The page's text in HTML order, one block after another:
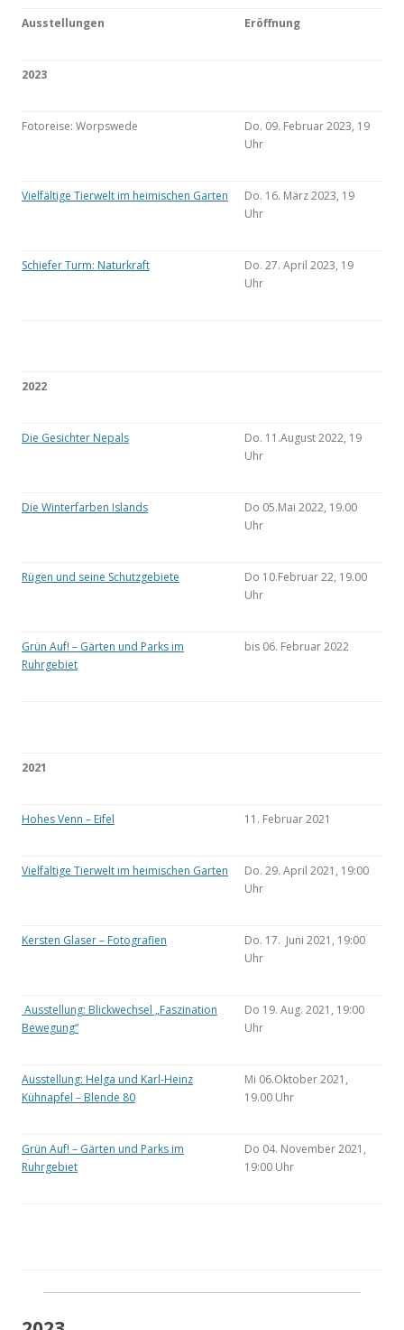
Ausstellungen Eröffnung
2023
Fotoreise: Worpswede
Do. 09. Februar 2023, 19
Uhr
Vielfältige Tierwelt im heimischen Garten
Do. 16. März 2023, 19
Uhr
Schiefer Turm: Naturkraft
Do. 27. April 2023, 19
Uhr
2022
Die Gesichter Nepals
Do. 11.August 2022, 19
Uhr
Die Winterfarben Islands
Do 05.Mai 2022, 19.00
Uhr
Rügen und seine Schutzgebiete
Do 10.Februar 22, 19.00
Uhr
Grün Auf! – Gärten und Parks im
Ruhrgebiet
bis 06. Februar 2022
2021
Hohes Venn – Eifel 11. Februar 2021
Vielfältige Tierwelt im heimischen Garten
Do. 29. April 2021, 19:00
Uhr
Kersten Glaser – Fotografien
Do. 17. Juni 2021, 19:00
Uhr
Ausstellung: Blickwechsel „Faszination
Bewegung“
Do 19. Aug. 2021, 19:00
Uhr
Ausstellung: Helga und Karl-Heinz
Kühnapfel – Blende 80
Mi 06.Oktober 2021,
19.00 Uhr
Grün Auf! – Gärten und Parks im
Ruhrgebiet
Do 04. November 2021,
19:00 Uhr